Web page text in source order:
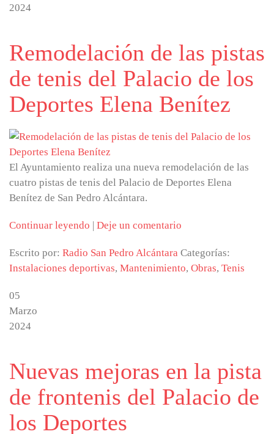
2024
Remodelación de las pistas
de tenis del Palacio de los
Deportes Elena Benítez
El Ayuntamiento realiza una nueva remodelación de las
cuatro pistas de tenis del Palacio de Deportes Elena
Benítez de San Pedro Alcántara.
Continuar leyendo | Deje un comentario
Escrito por: Radio San Pedro Alcántara Categorías:
Instalaciones deportivas, Mantenimiento, Obras, Tenis
05
Marzo
2024
Nuevas mejoras en la pista
de frontenis del Palacio de
los Deportes